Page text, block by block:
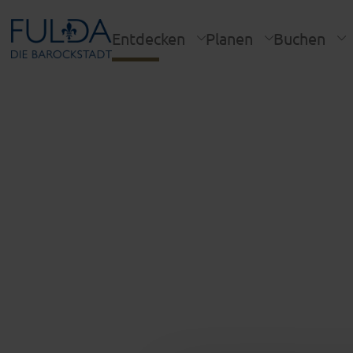
Entdecken Planen Buchen